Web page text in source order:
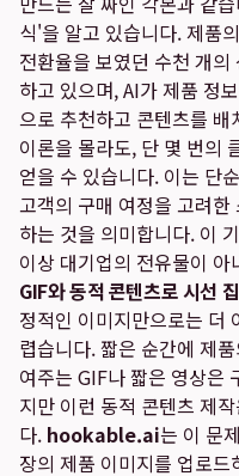
식'을 알고 있습니다. 제품
전환율을 보였던 수천 개
하고 있으며, AI가 제품 정
으로 추천하고 콘텐츠를
이론을 몰라도, 단 몇 번의
얻을 수 있습니다. 이는 단
고객의 구매 여정을 고려
하는 것을 의미합니다. 이
이상 대기업의 전유물이 아
GIF와 동적 콘텐츠로 시선
정적인 이미지만으로는 더
렵습니다. 짧은 순간에 제
여주는 GIF나 짧은 영상은
지만 이런 동적 콘텐츠 제
다. hookable.ai는 이 문
장의 제품 이미지를 업로